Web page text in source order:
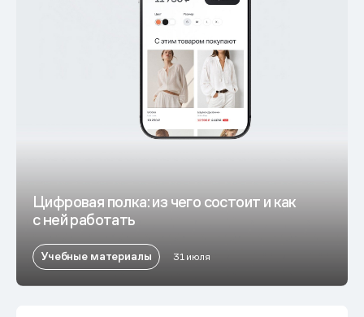
Цифровая полка: из чего состоит и как
с ней работать
Учебные материалы 31 июля